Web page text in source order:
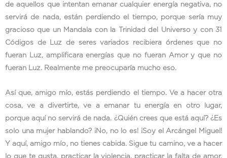
de aquellos que intentan emanar cualquier energía negativa, no
servirá de nada, están perdiendo el tiempo, porque sería muy
gracioso que un Mandala con la Trinidad del Universo y con 31
Códigos de Luz de seres variados recibiera órdenes que no
fueran Luz, amplificara energías que no fueran Amor y que no
fueran Luz. Realmente me preocuparía mucho eso.
Así que, amigo mío, estás perdiendo el tiempo. Ve a hacer otra
cosa, ve a divertirte, ve a emanar tu energía en otro lugar,
porque aquí no servirá de nada. ¿Quién crees que está aquí? ¿Es
solo una mujer hablando? ¡No, no lo es! ¡Soy el Arcángel Miguel!
Y aquí, amigo mío, no tienes cabida. Sigue tu camino, ve a hacer
lo que te gusta, practicar la violencia, practicar la falta de amor,